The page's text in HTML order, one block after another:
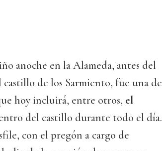
anoche en la Alameda, antes del
de los Sarmiento, fue una de
hoy incluirá, entre otros, el
del castillo durante todo el día.
con el pregón a cargo de